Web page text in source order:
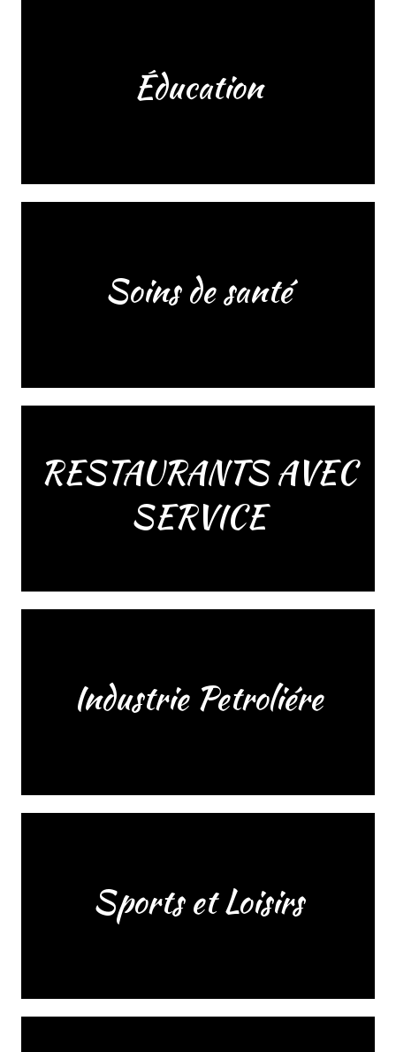
Éducation
Soins de santé
RESTAURANTS AVEC
SERVICE
Industrie Petroliére
Sports et Loisirs